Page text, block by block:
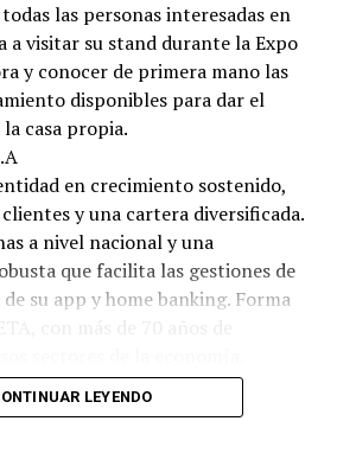
las personas interesadas en
a visitar su stand durante la Expo
y conocer de primera mano las
disponibles para dar el
casa propia.
en crecimiento sostenido,
y una cartera diversificada.
a nivel nacional y una
que facilita las gestiones de
su app y home banking. Forma
LEYENDO